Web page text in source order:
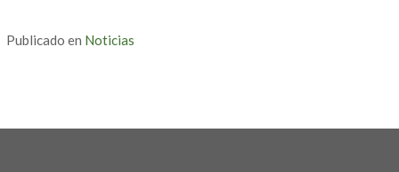
Publicado en Noticias